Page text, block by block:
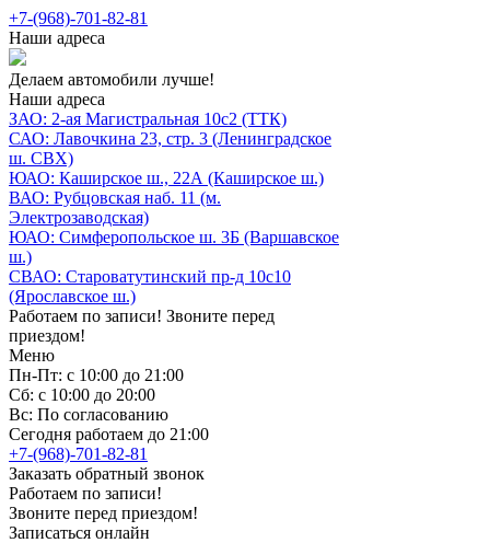
+7-(968)-701-82-81
Наши адреса
Делаем автомобили лучше!
Наши адреса
ЗАО: 2-ая Магистральная 10с2 (ТТК)
САО: Лавочкина 23, стр. 3 (Ленинградское
ш. СВХ)
ЮАО: Каширское ш., 22А (Каширское ш.)
ВАО: Рубцовская наб. 11 (м.
Электрозаводская)
ЮАО: Симферопольское ш. 3Б (Варшавское
ш.)
СВАО: Староватутинский пр-д 10с10
(Ярославское ш.)
Работаем по записи! Звоните перед
приездом!
Меню
Пн-Пт: с 10:00 до 21:00
Сб: с 10:00 до 20:00
Вс: По согласованию
Сегодня работаем до 21:00
+7-(968)-701-82-81
Заказать обратный звонок
Работаем по записи!
Звоните перед приездом!
Записаться онлайн